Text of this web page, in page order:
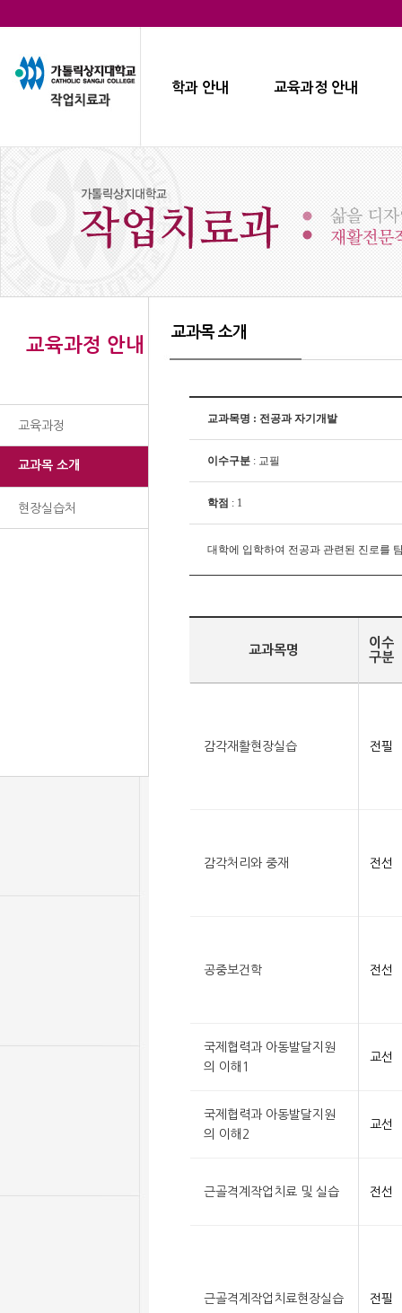
학과 안내 교육과정 안내
교육과정 안내
교육과정
교과목 소개
현장실습처
교과목 소개
교과목명 : 전공과 자기개발
이수구분 : 교필
학점 : 1
대학에 입학하여 전공과 관련된 진로를
교과목명
이수
구분
감각재활현장실습 전필
감각처리와 중재 전선
공중보건학 전선
국제협력과 아동발달지원
의 이해1
교선
국제협력과 아동발달지원
의 이해2
교선
근골격계작업치료 및 실습 전선
근골격계작업치료현장실습 전필